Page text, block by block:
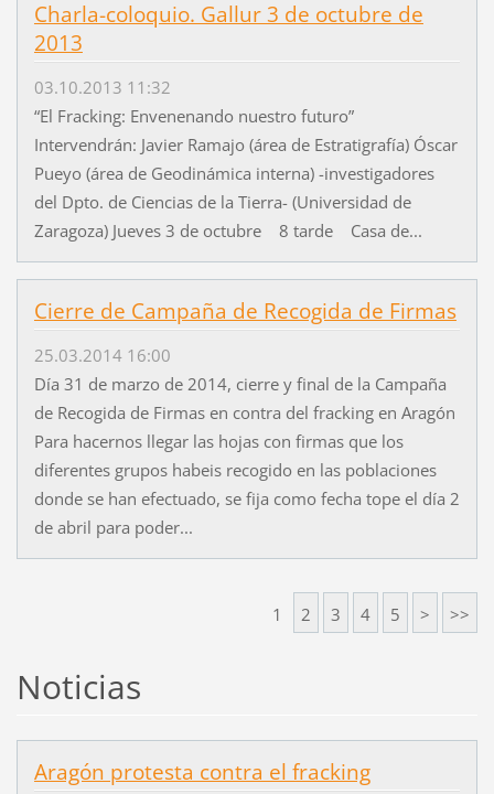
Charla-coloquio. Gallur 3 de octubre de
2013
03.10.2013 11:32
“El Fracking: Envenenando nuestro futuro”
Intervendrán: Javier Ramajo (área de Estratigrafía) Óscar
Pueyo (área de Geodinámica interna) -investigadores
del Dpto. de Ciencias de la Tierra- (Universidad de
Zaragoza) Jueves 3 de octubre 8 tarde Casa de...
Cierre de Campaña de Recogida de Firmas
25.03.2014 16:00
Día 31 de marzo de 2014, cierre y final de la Campaña
de Recogida de Firmas en contra del fracking en Aragón
Para hacernos llegar las hojas con firmas que los
diferentes grupos habeis recogido en las poblaciones
donde se han efectuado, se fija como fecha tope el día 2
de abril para poder...
1 2 3 4 5 > >>
Noticias
Aragón protesta contra el fracking